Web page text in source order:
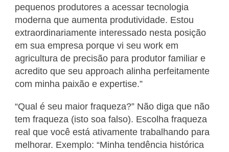
pequenos produtores a acessar tecnologia
moderna que aumenta produtividade. Estou
extraordinariamente interessado nesta posição
em sua empresa porque vi seu work em
agricultura de precisão para produtor familiar e
acredito que seu approach alinha perfeitamente
com minha paixão e expertise.”
“Qual é seu maior fraqueza?” Não diga que não
tem fraqueza (isto soa falso). Escolha fraqueza
real que você está ativamente trabalhando para
melhorar. Exemplo: “Minha tendência histórica